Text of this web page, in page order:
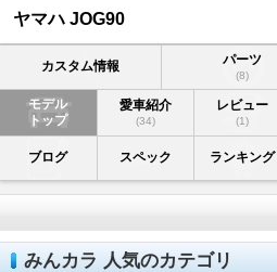
ヤマハ JOG90
カスタム情報 パーツ
(8)
モデル
トップ
愛車紹介
(34)
レビュー
(1)
ブログ スペック ランキング
みんカラ 人気のカテゴリ